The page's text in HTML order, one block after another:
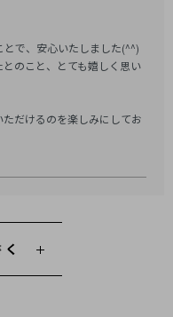
で、安心いたしました(^^)
のこと、とても嬉しく思い
だけるのを楽しみにしてお